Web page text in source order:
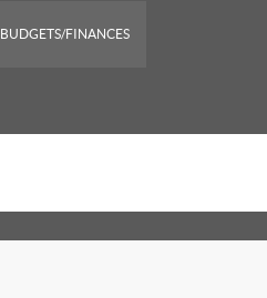
BUDGETS/FINANCES